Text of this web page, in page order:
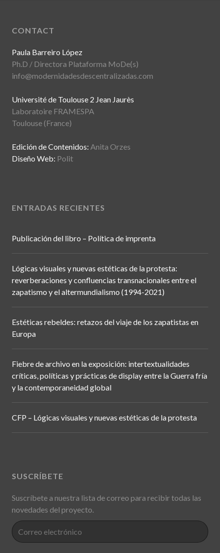
CONTACT
Paula Barreiro López
Ph.D / Directora Plataforma MoDe(s)
info@modernidadesdescentralizadas.com
Université de Toulouse 2 Jean Jaurès
Laboratoire FRAMESPA
Toulouse (France)
Edición de Contenidos: Anita Orzes
Diseño Web: Polit
ENTRADAS RECIENTES
Publicación del libro – Política de imprenta
Lógicas visuales y nuevas estéticas de la protesta:
reverberaciones y confluencias transnacionales entre el
zapatismo y el altermundialismo (1994-2021)
Estéticas rebeldes: retazos del viaje de los zapatistas en
Europa
Fiebre de archivo en la exposición: intertextualidades
críticas, políticas y prácticas de display entre la Guerra fría
y la contemporaneidad global
CFP – Lógicas visuales y nuevas estéticas de la protesta
SUSCRÍBETE
Suscríbete a nuestra lista de correo para recibir todas las
novedades del proyecto.